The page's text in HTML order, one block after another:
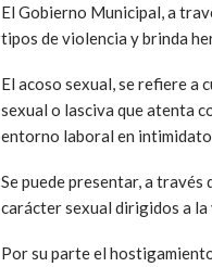
El Gobierno Municipal, a
tipos de violencia y brinda
El acoso sexual, se refiere
sexual o lasciva que atenta
entorno laboral en
Se puede presentar, a través
carácter sexual dirigidos a la
Por su parte el